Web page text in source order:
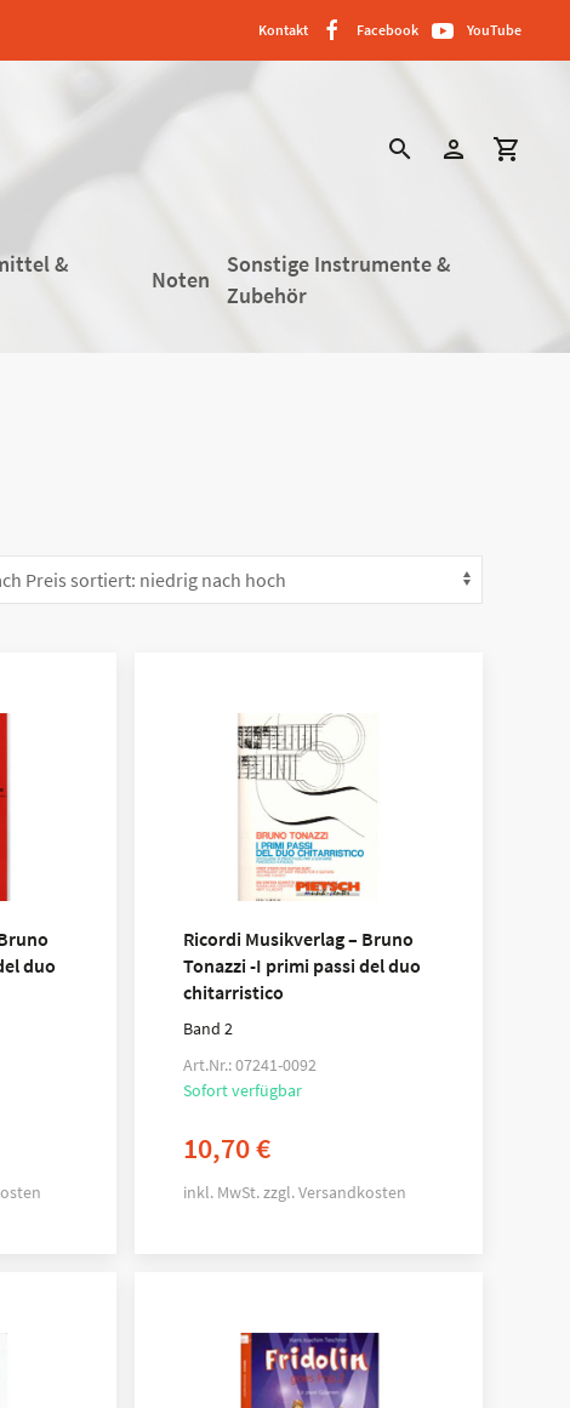
Kontakt Facebook YouTube
search person shopping_cart
&
Noten
Sonstige Instrumente &
Zubehör
duo
Ricordi Musikverlag – Bruno
Tonazzi -I primi passi del duo
chitarristico
Band 2
Art.Nr.: 07241-0092
Sofort verfügbar
10,70€
inkl. MwSt.zzgl.Versandkosten